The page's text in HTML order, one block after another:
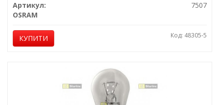
Артикул:
7507
OSRAM
КУПИТИ Код: 48305-5